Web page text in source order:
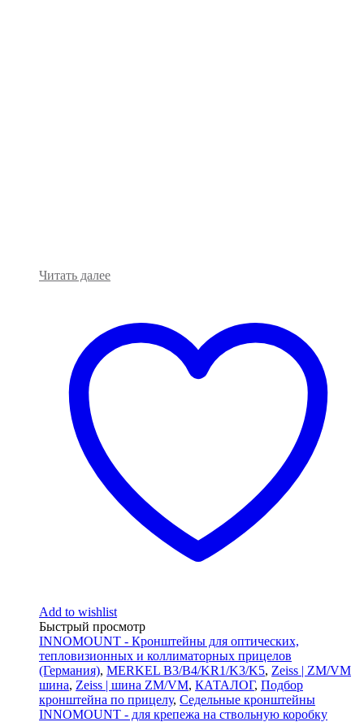
Читать далее
Add to wishlist
Быстрый просмотр
INNOMOUNT - Кронштейны для оптических,
тепловизионных и коллиматорных прицелов
(Германия), MERKEL B3/B4/KR1/K3/K5, Zeiss | ZM/VM
шина, Zeiss | шина ZM/VM, КАТАЛОГ, Подбор
кронштейна по прицелу, Седельные кронштейны
INNOMOUNT - для крепежа на ствольную коробку